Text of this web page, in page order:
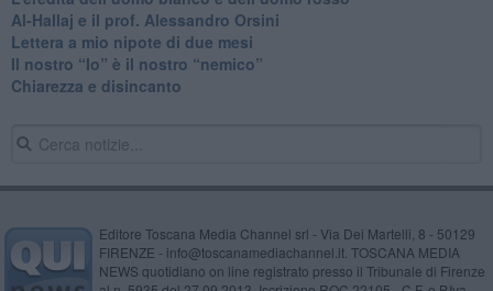
Al-Hallaj e il prof. Alessandro Orsini
​Lettera a mio nipote di due mesi
​Il nostro “Io” è il nostro “nemico”
​Chiarezza e disincanto
Editore Toscana Media Channel srl - Via Dei Martelli, 8 - 50129
FIRENZE - info@toscanamediachannel.it. TOSCANA MEDIA
NEWS quotidiano on line registrato presso il Tribunale di Firenze